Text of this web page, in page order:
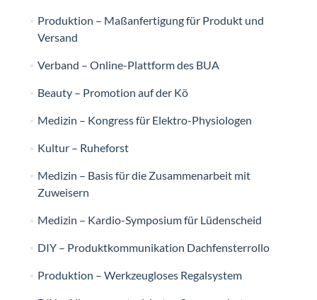
Produktion – Maßanfertigung für Produkt und
Versand
Verband – Online-Plattform des BUA
Beauty – Promotion auf der Kö
Medizin – Kongress für Elektro-Physiologen
Kultur – Ruheforst
Medizin – Basis für die Zusammenarbeit mit
Zuweisern
Medizin – Kardio-Symposium für Lüdenscheid
DIY – Produktkommunikation Dachfensterrollo
Produktion – Werkzeugloses Regalsystem